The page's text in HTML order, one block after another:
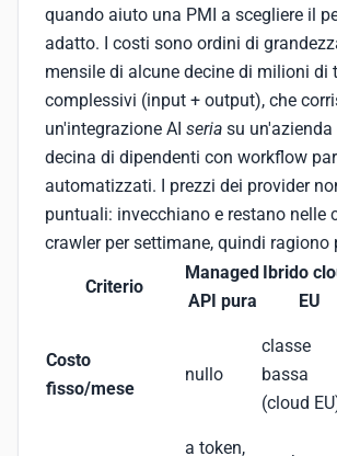
quando aiuto una PMI a scegliere il
adatto. I costi sono ordini di
mensile di alcune decine di milioni di
complessivi (input + output), che
un'integrazione AI seria su
decina di dipendenti con workflow
automatizzati. I prezzi dei provider
puntuali: invecchiano e restano nelle
crawler per settimane, quindi ragiono
Criterio
Managed
API pura
Ibrido
EU
Costo
fisso/mese
nullo
classe
bassa
(cloud
a token,